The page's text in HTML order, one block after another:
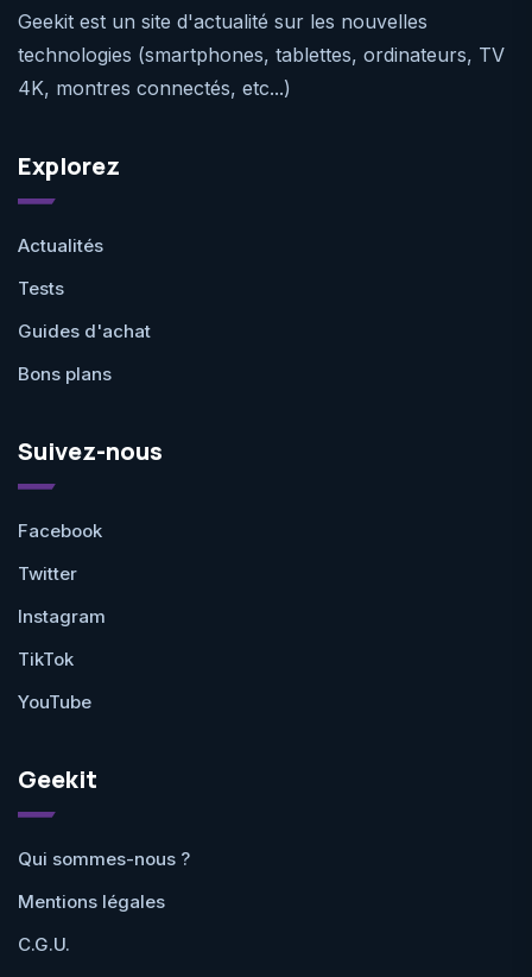
Geekit est un site d'actualité sur les nouvelles
technologies (smartphones, tablettes, ordinateurs, TV
4K, montres connectés, etc...)
Explorez
Actualités
Tests
Guides d'achat
Bons plans
Suivez-nous
Facebook
Twitter
Instagram
TikTok
YouTube
Geekit
Qui sommes-nous ?
Mentions légales
C.G.U.